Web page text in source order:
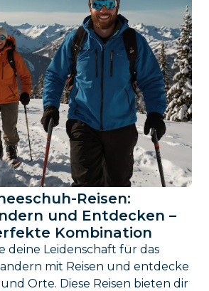
Reisen:
und Entdecken –
Kombination
deine Leidenschaft für das
mit Reisen und entdecke
Orte. Diese Reisen bieten dir